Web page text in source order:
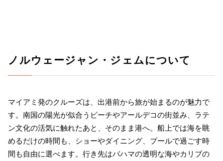
ノルウェージャン・ジェムについて
マイアミ発のクルーズは、出港前から旅が始まるのが魅力で
す。南国の陽光が似合うビーチやアールデコの街並み、ラテ
ン文化の活気に触れたあと、そのまま港へ。船上では海を眺
めるだけの時間も、ショーやダイニング、プールで過ごす時
間も自由に選べます。行き先はバハマの透明な海やカリブの